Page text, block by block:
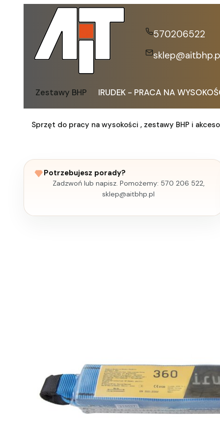
570206522
Zestawy BHP IRUDEK - PRACA NA
Sprzęt do pracy na wysokości , zestawy BHP i